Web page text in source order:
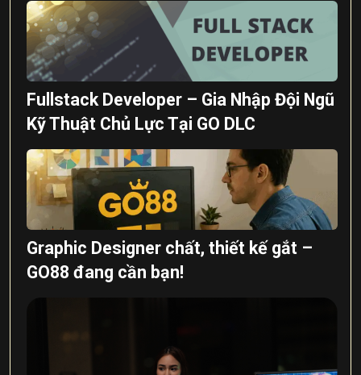
Fullstack Developer – Gia Nhập Đội Ngũ
Kỹ Thuật Chủ Lực Tại GO DLC
Graphic Designer chất, thiết kế gắt –
GO88 đang cần bạn!